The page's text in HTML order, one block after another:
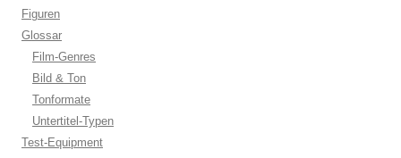
Figuren
Glossar
Film-Genres
Bild & Ton
Tonformate
Untertitel-Typen
Test-Equipment